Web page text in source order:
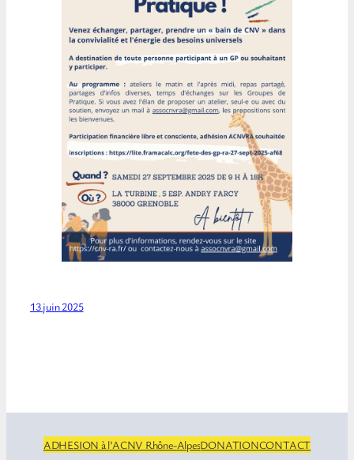
13 juin 2025
ADHESION à l’ACNV Rhône-AlpesDONATIONCONTACT